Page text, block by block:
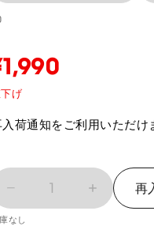
げ
入荷通知をご利用いただけ
1 再
なし